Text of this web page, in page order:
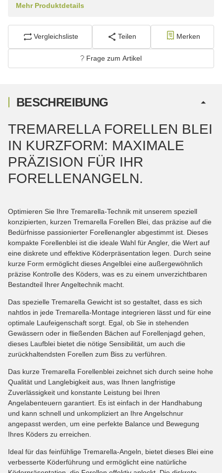
Mehr Produktdetails
Vergleichsliste Teilen Merken
Frage zum Artikel
BESCHREIBUNG
TREMARELLA FORELLEN BLEI
IN KURZFORM: MAXIMALE
PRÄZISION FÜR IHR
FORELLENANGELN.
Optimieren Sie Ihre Tremarella-Technik mit unserem speziell
konzipierten, kurzen Tremarella Forellen Blei, das präzise auf die
Bedürfnisse passionierter Forellenangler abgestimmt ist. Dieses
kompakte Forellenblei ist die ideale Wahl für Angler, die Wert auf
eine diskrete und effektive Köderpräsentation legen. Durch seine
kurze Form ermöglicht dieses Angelblei eine außergewöhnlich
präzise Kontrolle des Köders, was es zu einem unverzichtbaren
Bestandteil Ihrer Angeltechnik macht.
Das spezielle Tremarella Gewicht ist so gestaltet, dass es sich
nahtlos in jede Tremarella-Montage integrieren lässt und für eine
optimale Laufeigenschaft sorgt. Egal, ob Sie in stehenden
Gewässern oder in fließenden Bächen auf Forellenjagd gehen,
dieses Laufblei bietet die nötige Sensibilität, um auch die
zurückhaltendsten Forellen zum Biss zu verführen.
Das kurze Tremarella Forellenblei zeichnet sich durch seine hohe
Qualität und Langlebigkeit aus, was Ihnen langfristige
Zuverlässigkeit und konstante Leistung bei Ihren
Angelabenteuern garantiert. Es ist einfach in der Handhabung
und kann schnell und unkompliziert an Ihre Angelschnur
angepasst werden, um eine perfekte Balance und Bewegung
Ihres Köders zu erreichen.
Ideal für das feinfühlige Tremarella-Angeln, bietet dieses Blei eine
verbesserte Köderführung und ermöglicht eine natürliche